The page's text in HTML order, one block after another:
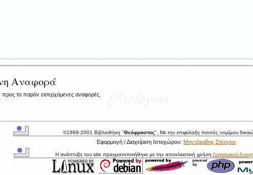
Αναφορά
το παρόν εισερχόμενες αναφορές.
©1999-2001 Βιβλιοθήκη "Θεόφραστος", Με την επιφύλαξη παντός νομίμου
Εφαρμογή / Διαχείριση Ιστοχώρου:Μηντζαρίδης Στέργιος
Η ανάπτυξη του site πραγματοποιήθηκε με την αποκλειστική χρήση Λογισμικού